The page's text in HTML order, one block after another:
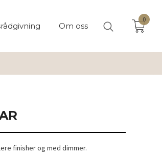
Om oss
0
finisher og med dimmer.